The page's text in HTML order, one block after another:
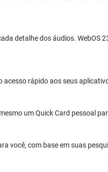
detalhe dos áudios. WebOS
rápido aos seus
um Quick Card pessoal
você, com base em suas